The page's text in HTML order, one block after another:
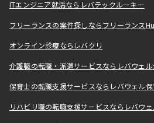
ITエンジニア就活ならレバテックルーキー
フリーランスの案件探しならフリーランス
オンライン診療ならレバクリ
介護職の転職・派遣サービスならレバウェル
保育士の転職支援サービスならレバウェル保
リハビリ職の転職支援サービスならレバウ